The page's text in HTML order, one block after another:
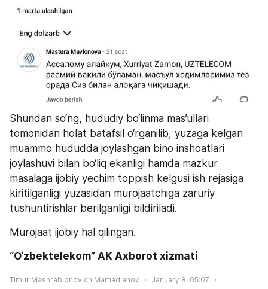
Shundan so‘ng, hududiy bo‘linma mas’ullari
tomonidan holat batafsil o‘rganilib, yuzaga kelgan
muammo hududda joylashgan bino inshoatlari
joylashuvi bilan bo‘liq ekanligi hamda mazkur
masalaga ijobiy yechim toppish kelgusi ish rejasiga
kiritilganligi yuzasidan murojaatchiga zaruriy
tushuntirishlar berilganligi bildiriladi.
Murojaat ijobiy hal qilingan.
“O‘zbektelekom” AK Axborot xizmati
Timur Mashrabjonovich Mamadjanov January 8, 05:07